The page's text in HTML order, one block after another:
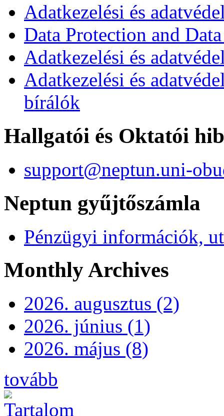
Adatkezelési és
Data Protection and
Adatkezelési és
Adatkezelési és
bírálók
Hallgatói és Oktatói
support@neptun.uni-
Neptun gyűjtőszámla
Pénzügyi információk,
Monthly Archives
2026. augusztus (2)
2026. június (1)
2026. május (8)
tovább